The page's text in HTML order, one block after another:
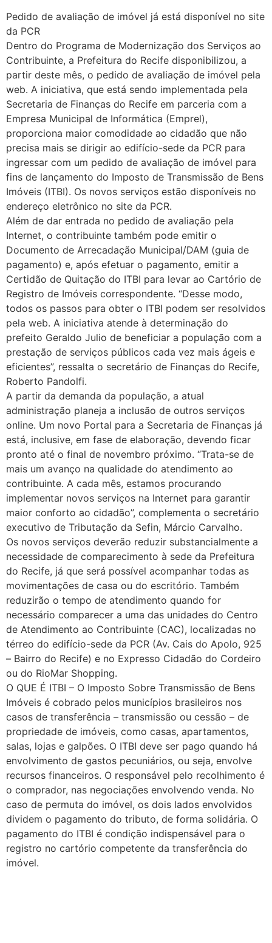
Pedido de avaliação de imóvel já está disponível no site
da PCR
Dentro do Programa de Modernização dos Serviços ao
Contribuinte, a Prefeitura do Recife disponibilizou, a
partir deste mês, o pedido de avaliação de imóvel pela
web. A iniciativa, que está sendo implementada pela
Secretaria de Finanças do Recife em parceria com a
Empresa Municipal de Informática (Emprel),
proporciona maior comodidade ao cidadão que não
precisa mais se dirigir ao edifício-sede da PCR para
ingressar com um pedido de avaliação de imóvel para
fins de lançamento do Imposto de Transmissão de Bens
Imóveis (ITBI). Os novos serviços estão disponíveis no
endereço eletrônico no site da PCR.
Além de dar entrada no pedido de avaliação pela
Internet, o contribuinte também pode emitir o
Documento de Arrecadação Municipal/DAM (guia de
pagamento) e, após efetuar o pagamento, emitir a
Certidão de Quitação do ITBI para levar ao Cartório de
Registro de Imóveis correspondente. “Desse modo,
todos os passos para obter o ITBI podem ser resolvidos
pela web. A iniciativa atende à determinação do
prefeito Geraldo Julio de beneficiar a população com a
prestação de serviços públicos cada vez mais ágeis e
eficientes”, ressalta o secretário de Finanças do Recife,
Roberto Pandolfi.
A partir da demanda da população, a atual
administração planeja a inclusão de outros serviços
online. Um novo Portal para a Secretaria de Finanças já
está, inclusive, em fase de elaboração, devendo ficar
pronto até o final de novembro próximo. “Trata-se de
mais um avanço na qualidade do atendimento ao
contribuinte. A cada mês, estamos procurando
implementar novos serviços na Internet para garantir
maior conforto ao cidadão”, complementa o secretário
executivo de Tributação da Sefin, Márcio Carvalho.
Os novos serviços deverão reduzir substancialmente a
necessidade de comparecimento à sede da Prefeitura
do Recife, já que será possível acompanhar todas as
movimentações de casa ou do escritório. Também
reduzirão o tempo de atendimento quando for
necessário comparecer a uma das unidades do Centro
de Atendimento ao Contribuinte (CAC), localizadas no
térreo do edifício-sede da PCR (Av. Cais do Apolo, 925
– Bairro do Recife) e no Expresso Cidadão do Cordeiro
ou do RioMar Shopping.
O QUE É ITBI – O Imposto Sobre Transmissão de Bens
Imóveis é cobrado pelos municípios brasileiros nos
casos de transferência – transmissão ou cessão – de
propriedade de imóveis, como casas, apartamentos,
salas, lojas e galpões. O ITBI deve ser pago quando há
envolvimento de gastos pecuniários, ou seja, envolve
recursos financeiros. O responsável pelo recolhimento é
o comprador, nas negociações envolvendo venda. No
caso de permuta do imóvel, os dois lados envolvidos
dividem o pagamento do tributo, de forma solidária. O
pagamento do ITBI é condição indispensável para o
registro no cartório competente da transferência do
imóvel.